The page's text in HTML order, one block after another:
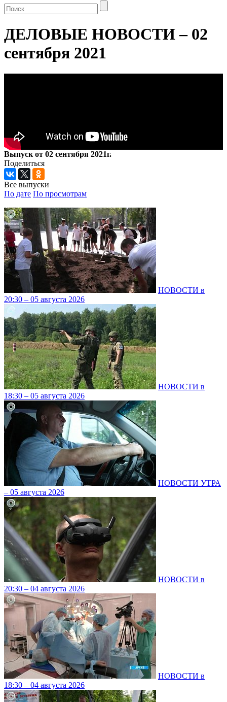
ДЕЛОВЫЕ НОВОСТИ – 02
сентября 2021
Выпуск от 02 сентября 2021г.
Поделиться
Все выпуски
По дате По просмотрам
НОВОСТИ в
20:30 – 05 августа 2026
НОВОСТИ в
18:30 – 05 августа 2026
НОВОСТИ УТРА
– 05 августа 2026
НОВОСТИ в
20:30 – 04 августа 2026
НОВОСТИ в
18:30 – 04 августа 2026